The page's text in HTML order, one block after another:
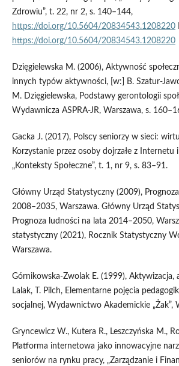
Zdrowiu”, t. 22, nr 2, s. 140–144,
https://doi.org/10.5604/20834543.1208220
https://doi.org/10.5604/20834543.1208220
Dzięgielewska M. (2006), Aktywność
innych typów aktywności, [w:] B.
M. Dzięgielewska, Podstawy gerontologii
Wydawnicza ASPRA‑JR, Warszawa, s.
Gacka J. (2017), Polscy seniorzy w sieci:
Korzystanie przez osoby dojrzałe z
„Konteksty Społeczne”, t. 1, nr 9, s. 83–91.
Główny Urząd Statystyczny (2009),
2008–2035, Warszawa. Główny Urząd
Prognoza ludności na lata 2014–2050,
statystyczny (2021), Rocznik Statystyczny
Warszawa.
Górnikowska‑Zwolak E. (1999),
Lalak, T. Pilch, Elementarne pojęcia
socjalnej, Wydawnictwo Akademickie „Żak”,
Gryncewicz W., Kutera R., Leszczyńska M.,
Platforma internetowa jako innowacyjne
seniorów na rynku pracy, „Zarządzanie i